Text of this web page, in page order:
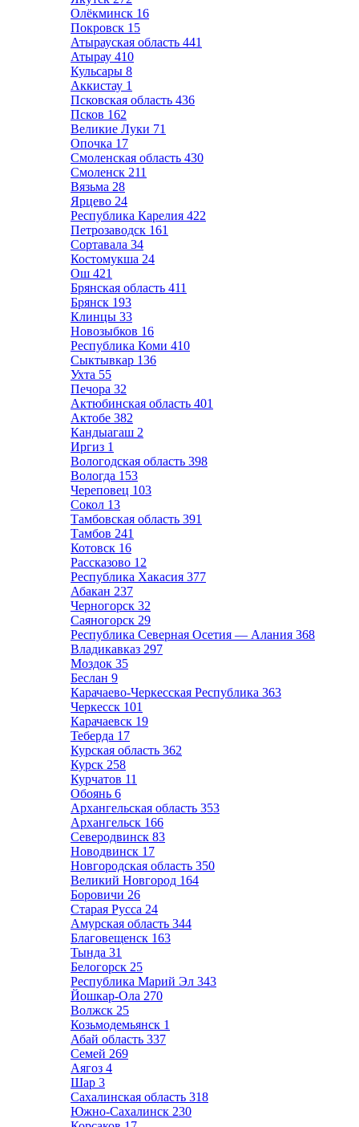
Олёкминск 16
Покровск 15
Атырауская область 441
Атырау 410
Кульсары 8
Аккистау 1
Псковская область 436
Псков 162
Великие Луки 71
Опочка 17
Смоленская область 430
Смоленск 211
Вязьма 28
Ярцево 24
Республика Карелия 422
Петрозаводск 161
Сортавала 34
Костомукша 24
Ош 421
Брянская область 411
Брянск 193
Клинцы 33
Новозыбков 16
Республика Коми 410
Сыктывкар 136
Ухта 55
Печора 32
Актюбинская область 401
Актобе 382
Кандыагаш 2
Иргиз 1
Вологодская область 398
Вологда 153
Череповец 103
Сокол 13
Тамбовская область 391
Тамбов 241
Котовск 16
Рассказово 12
Республика Хакасия 377
Абакан 237
Черногорск 32
Саяногорск 29
Республика Северная Осетия — Алания 368
Владикавказ 297
Моздок 35
Беслан 9
Карачаево-Черкесская Республика 363
Черкесск 101
Карачаевск 19
Теберда 17
Курская область 362
Курск 258
Курчатов 11
Обоянь 6
Архангельская область 353
Архангельск 166
Северодвинск 83
Новодвинск 17
Новгородская область 350
Великий Новгород 164
Боровичи 26
Старая Русса 24
Амурская область 344
Благовещенск 163
Тында 31
Белогорск 25
Республика Марий Эл 343
Йошкар-Ола 270
Волжск 25
Козьмодемьянск 1
Абай область 337
Семей 269
Аягоз 4
Шар 3
Сахалинская область 318
Южно-Сахалинск 230